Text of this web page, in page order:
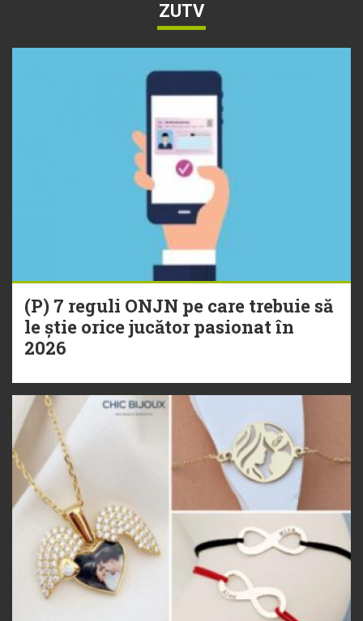
ZUTV
(P) 7 reguli ONJN pe care trebuie să
le știe orice jucător pasionat în
2026